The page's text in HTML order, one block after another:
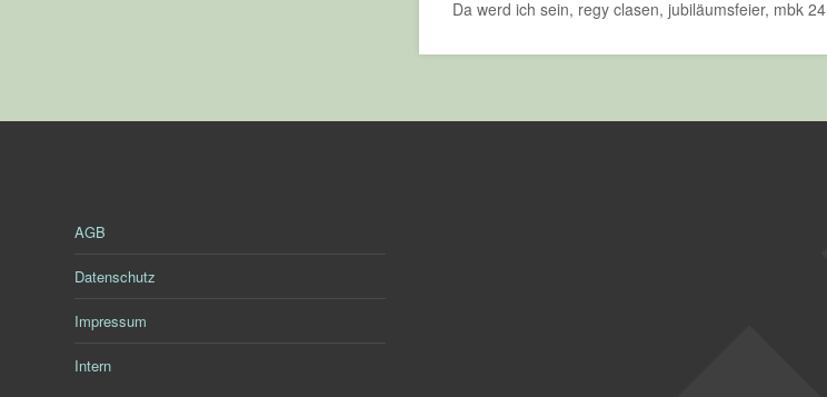
Da werd ich sein, regy clasen, jubiläumsfeier, mbk 24
AGB
Datenschutz
Impressum
Intern